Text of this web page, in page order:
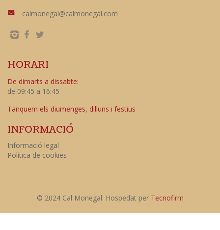
calmonegal@calmonegal.com
HORARI
De dimarts a dissabte:
de 09:45 a 16:45
Tanquem els diumenges, dilluns i festius
INFORMACIÓ
Informació legal
Política de cookies
© 2024 Cal Monegal. Hospedat per Tecnofirm